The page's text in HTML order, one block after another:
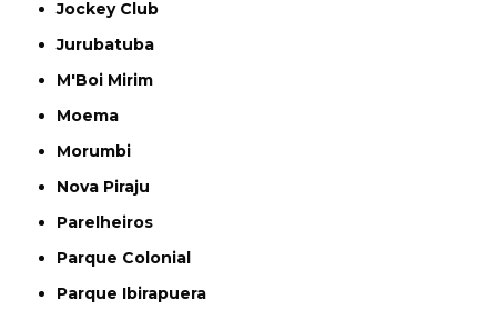
Jockey Club
Jurubatuba
M'Boi Mirim
Moema
Morumbi
Nova Piraju
Parelheiros
Parque Colonial
Parque Ibirapuera